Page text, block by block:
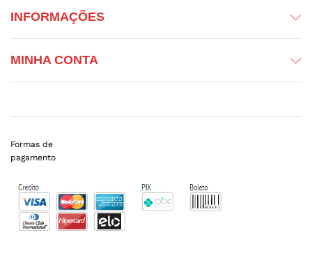
INFORMAÇÕES
MINHA CONTA
Formas de
pagamento